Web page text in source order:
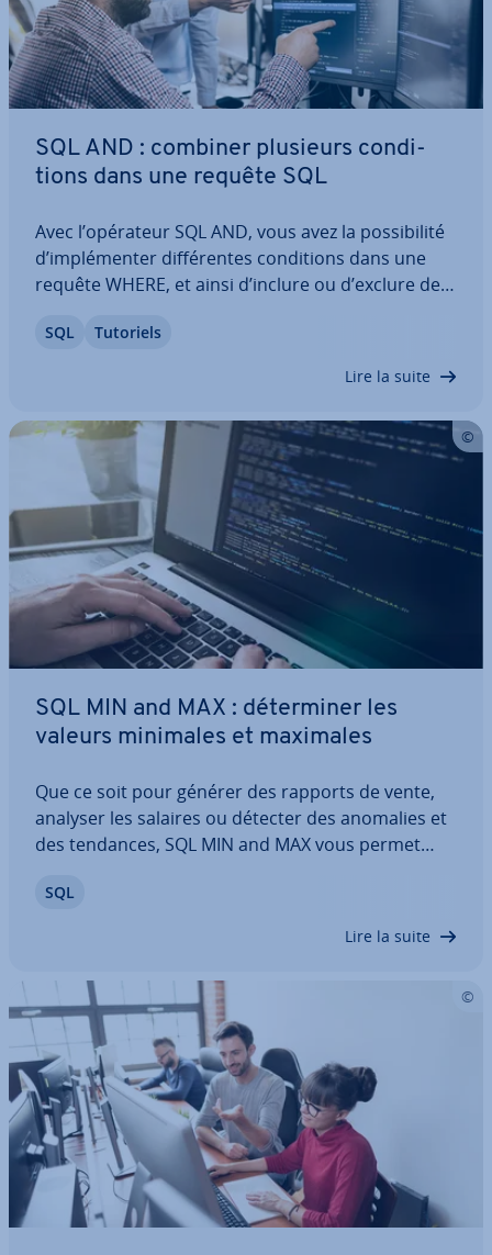
SQL AND : combiner plusieurs con­di­
tions dans une requête SQL
Avec l’opérateur SQL AND, vous avez la pos­si­bi­lité
d’im­plé­men­ter dif­fé­rentes con­di­tions dans une
requête WHERE, et ainsi d’inclure ou d’exclure des
opérateur et comment sa syntaxe se présente.
SQL Tutoriels
Lire la suite
SQL MIN and MAX : dé­ter­mi­ner les
valeurs minimales et maximales
Que ce soit pour générer des rapports de vente,
analyser les salaires ou détecter des anomalies et
des tendances, SQL MIN and MAX vous permet
dans un ensemble de données. Les ap­pli­ca­tions de
SQL
Lire la suite